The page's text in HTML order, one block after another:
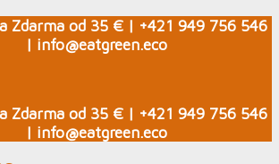
Zdarma od 35 € | +421 949 756 546
| info@eatgreen.eco
Zdarma od 35 € | +421 949 756 546
| info@eatgreen.eco